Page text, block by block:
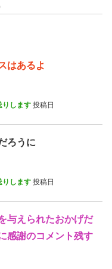
はあるよ
りします 投稿日
ろうに
りします 投稿日
与えられたおかげだ
感謝のコメント残す